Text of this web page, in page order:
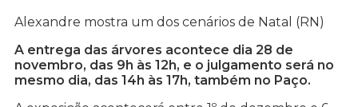
Alexandre mostra um dos cenários de Natal (RN)
A entrega das árvores acontece dia 28 de
novembro, das 9h às 12h, e o julgamento será no
mesmo dia, das 14h às 17h, também no Paço.